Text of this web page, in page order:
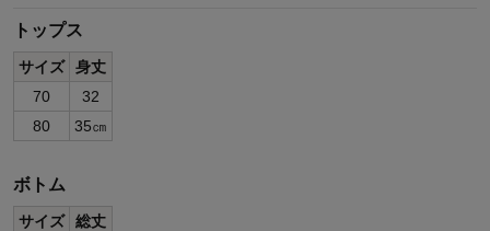
トップス
サイズ
身丈
70
32
80
35㎝
ボトム
サイズ
総丈